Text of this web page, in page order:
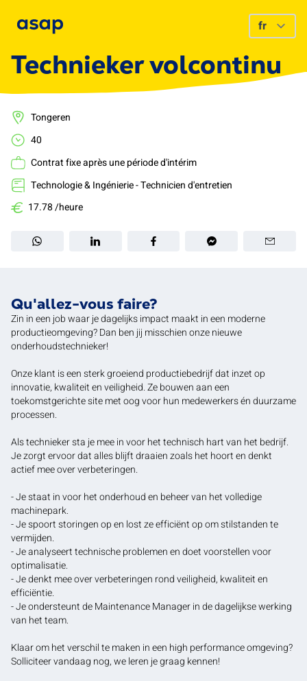
Technieker volcontinu
Tongeren
40
Contrat fixe après une période d'intérim
Technologie & Ingénierie - Technicien d'entretien
17.78 /heure
Qu'allez-vous faire?
Zin in een job waar je dagelijks impact maakt in een moderne
productieomgeving? Dan ben jij misschien onze nieuwe
onderhoudstechnieker!
Onze klant is een sterk groeiend productiebedrijf dat inzet op
innovatie, kwaliteit en veiligheid. Ze bouwen aan een
toekomstgerichte site met oog voor hun medewerkers én duurzame
processen.
Als technieker sta je mee in voor het technisch hart van het bedrijf.
Je zorgt ervoor dat alles blijft draaien zoals het hoort en denkt
actief mee over verbeteringen.
- Je staat in voor het onderhoud en beheer van het volledige
machinepark.
- Je spoort storingen op en lost ze efficiënt op om stilstanden te
vermijden.
- Je analyseert technische problemen en doet voorstellen voor
optimalisatie.
- Je denkt mee over verbeteringen rond veiligheid, kwaliteit en
efficiëntie.
- Je ondersteunt de Maintenance Manager in de dagelijkse werking
van het team.
Klaar om het verschil te maken in een high performance omgeving?
Solliciteer vandaag nog, we leren je graag kennen!